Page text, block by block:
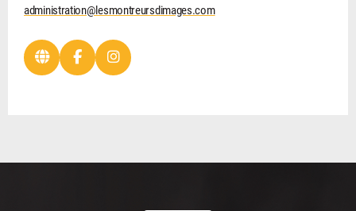
administration@lesmontreursdimages.com